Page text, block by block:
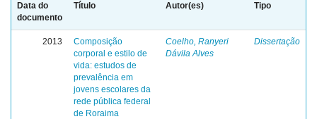
Data do
documento
Título Autor(es) Tipo
2013
Composição
corporal e estilo de
vida: estudos de
prevalência em
jovens escolares da
rede pública federal
de Roraima
Coelho, Ranyeri
Dávila Alves
Dissertação